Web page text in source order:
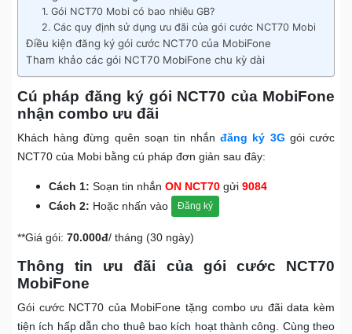
1. Gói NCT70 Mobi có bao nhiêu GB?
2. Các quy định sử dụng ưu đãi của gói cước NCT70 Mobi
Điều kiện đăng ký gói cước NCT70 của MobiFone
Tham khảo các gói NCT70 MobiFone chu kỳ dài
Cú pháp đăng ký gói NCT70 của MobiFone
nhận combo ưu đãi
Khách hàng đừng quên soạn tin nhắnđăng ký 3G gói cước
NCT70 của Mobi bằng cú pháp đơn giản sau đây:
Cách 1: Soạn tin nhắn ON NCT70 gửi 9084
Cách 2: Hoặc nhấn vào Đăng ký
**Giá gói: 70.000đ/ tháng (30 ngày)
Thông tin ưu đãi của gói cước NCT70
MobiFone
Gói cước NCT70 của MobiFone tặng combo ưu đãi data kèm
tiện ích hấp dẫn cho thuê bao kích hoạt thành công. Cùng theo